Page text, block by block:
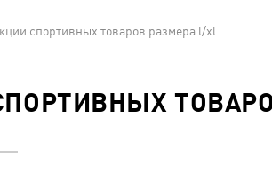
спортивных товаров размера l/xl